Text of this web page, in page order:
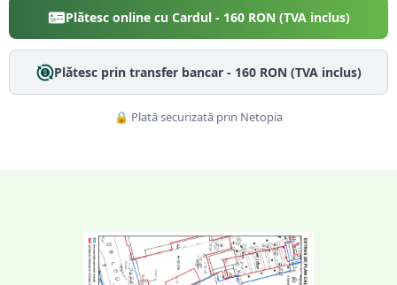
Plătesc online cu Cardul - 160RON (TVA inclus)
Plătesc prin transfer bancar - 160RON (TVA inclus)
🔒 Plată securizată prin Netopia